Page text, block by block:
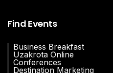
Find Events
Business Breakfast
Uzakrota Online
Conferences
Destination Marketing